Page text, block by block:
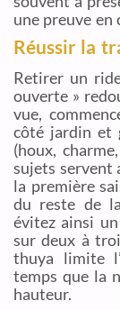
une preuve en
Réussir la
Retirer un
ouverte »
vue,
côté jardin et
(houx,
sujets servent
la première
du reste de
évitez ainsi
sur deux à
thuya limite
temps que la
hauteur.